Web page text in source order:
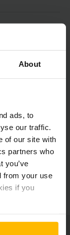
About
ads, to
our traffic.
of our site with
partners who
you’ve
from your use
if you